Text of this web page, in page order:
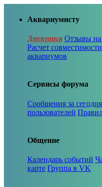
Аквариумисту
Дневники Отзывы на
Расчет
аквариумов
Сервисы форума
Сообщения за сегодня
пользователей
Общение
Календарь событий
карте Группа в VK